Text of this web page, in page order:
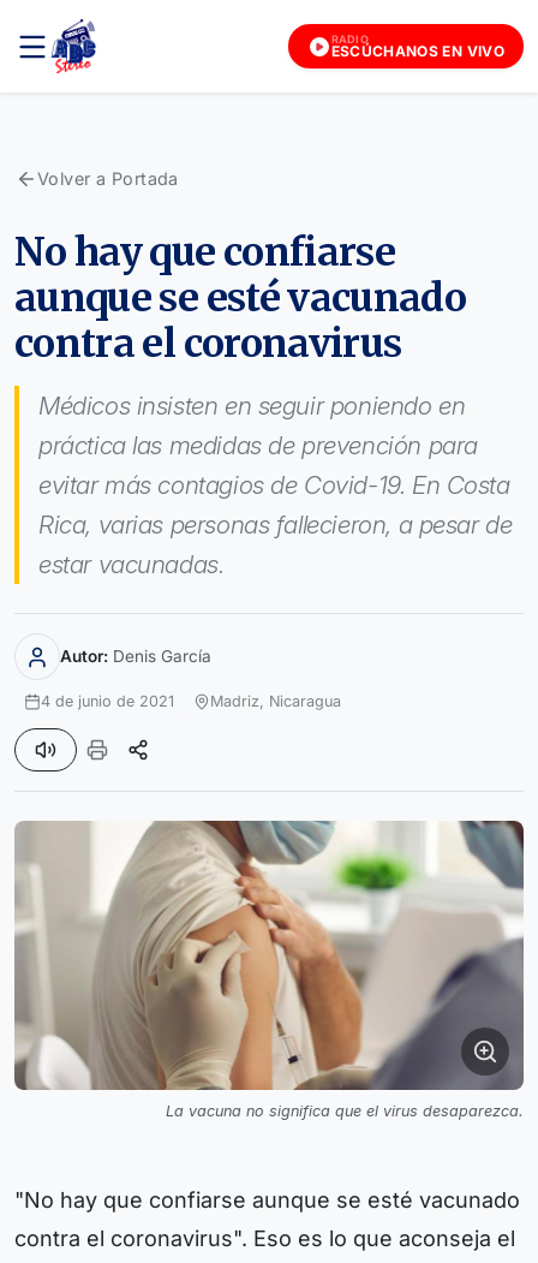
RADIO
ESCÚCHANOS EN VIVO
Volver a Portada
No hay que confiarse
aunque se esté vacunado
contra el coronavirus
Médicos insisten en seguir poniendo en
práctica las medidas de prevención para
evitar más contagios de Covid-19. En Costa
Rica, varias personas fallecieron, a pesar de
estar vacunadas.
Autor: Denis García
4 de junio de 2021 Madriz, Nicaragua
La vacuna no significa que el virus desaparezca.
"No hay que confiarse aunque se esté vacunado
contra el coronavirus". Eso es lo que aconseja el